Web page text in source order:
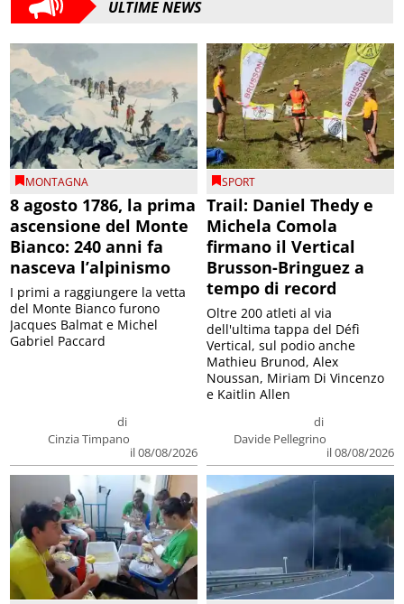
ULTIME NEWS
MONTAGNA
8 agosto 1786, la prima
ascensione del Monte
Bianco: 240 anni fa
nasceva l’alpinismo
di
Cinzia Timpano
il 08/08/2026
I primi a raggiungere la vetta
del Monte Bianco furono
Jacques Balmat e Michel
Gabriel Paccard
SPORT
Trail: Daniel Thedy e
Michela Comola
firmano il Vertical
Brusson-Bringuez a
tempo di record
di
Davide Pellegrino
il 08/08/2026
Oltre 200 atleti al via
dell'ultima tappa del Défì
Vertical, sul podio anche
Mathieu Brunod, Alex
Noussan, Miriam Di Vincenzo
e Kaitlin Allen